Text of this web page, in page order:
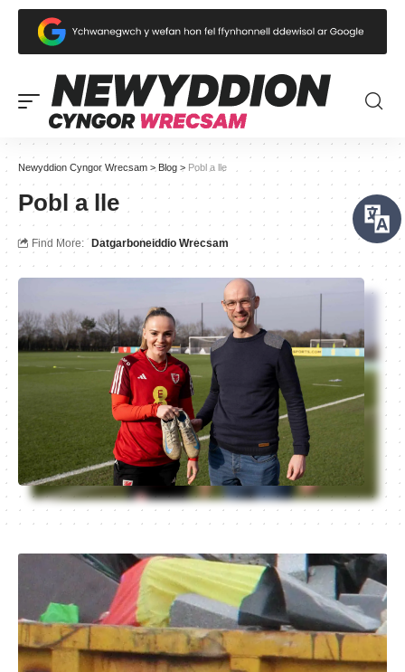
Newyddion Cyngor Wrecsam > Blog > Pobl a lle
Pobl a lle
Find More: Datgarboneiddio Wrecsam